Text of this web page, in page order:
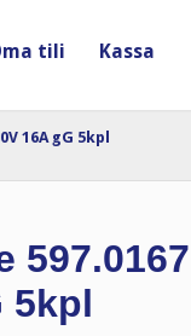
tili Kassa
16A gG 5kpl
5kpl